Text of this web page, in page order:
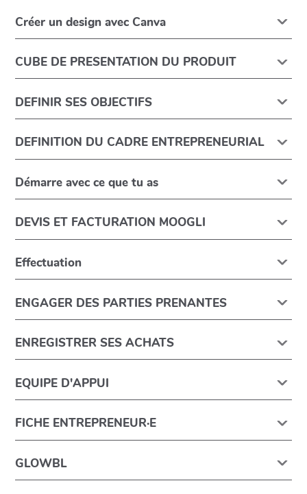
Créer un design avec Canva
CUBE DE PRESENTATION DU PRODUIT
DEFINIR SES OBJECTIFS
DEFINITION DU CADRE ENTREPRENEURIAL
Démarre avec ce que tu as
DEVIS ET FACTURATION MOOGLI
Effectuation
ENGAGER DES PARTIES PRENANTES
ENREGISTRER SES ACHATS
EQUIPE D'APPUI
FICHE ENTREPRENEUR·E
GLOWBL